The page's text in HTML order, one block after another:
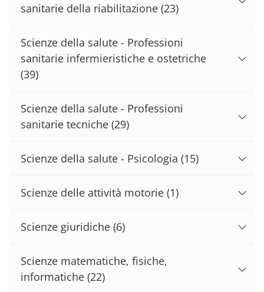
sanitarie della riabilitazione (23)
Scienze della salute - Professioni
sanitarie infermieristiche e ostetriche
(39)
Scienze della salute - Professioni
sanitarie tecniche (29)
Scienze della salute - Psicologia (15)
Scienze delle attività motorie (1)
Scienze giuridiche (6)
Scienze matematiche, fisiche,
informatiche (22)